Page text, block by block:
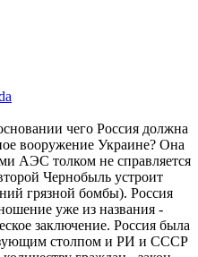
чего Россия должна
вооружение Украине? Она
АЭС толком не справляется
Чернобыль устроит
грязной бомбы). Россия
уже из названия -
заключение. Россия была
столпом и РИ и СССР